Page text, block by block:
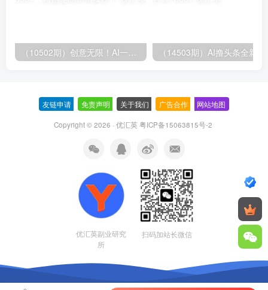
（10502期）创意无限！AI一键生成漫画视频，每天轻松收入300+，粘贴复制简单操作！
友链申请 免责声明 关于我们 广告合作 网站地图
Copyright © 2026 · 优汇英粤ICP备15063815号-2
优汇英副业研究
所
扫码加站长微信